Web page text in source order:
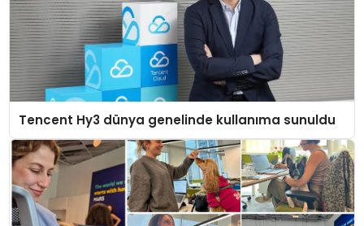
Tencent Hy3 dünya genelinde kullanıma sunuldu